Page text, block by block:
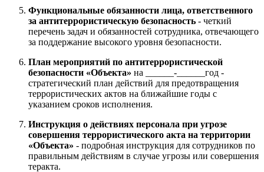
Функциональные обязанности лица, ответственного
за антитеррористическую безопасность - четкий
перечень задач и обязанностей сотрудника, отвечающего
за поддержание высокого уровня безопасности.
План мероприятий по антитеррористической
безопасности «Объекта» на ______-______год -
стратегический план действий для предотвращения
террористических актов на ближайшие годы с
указанием сроков исполнения.
Инструкция о действиях персонала при угрозе
совершения террористического акта на территории
«Объекта» - подробная инструкция для сотрудников по
правильным действиям в случае угрозы или совершения
теракта.